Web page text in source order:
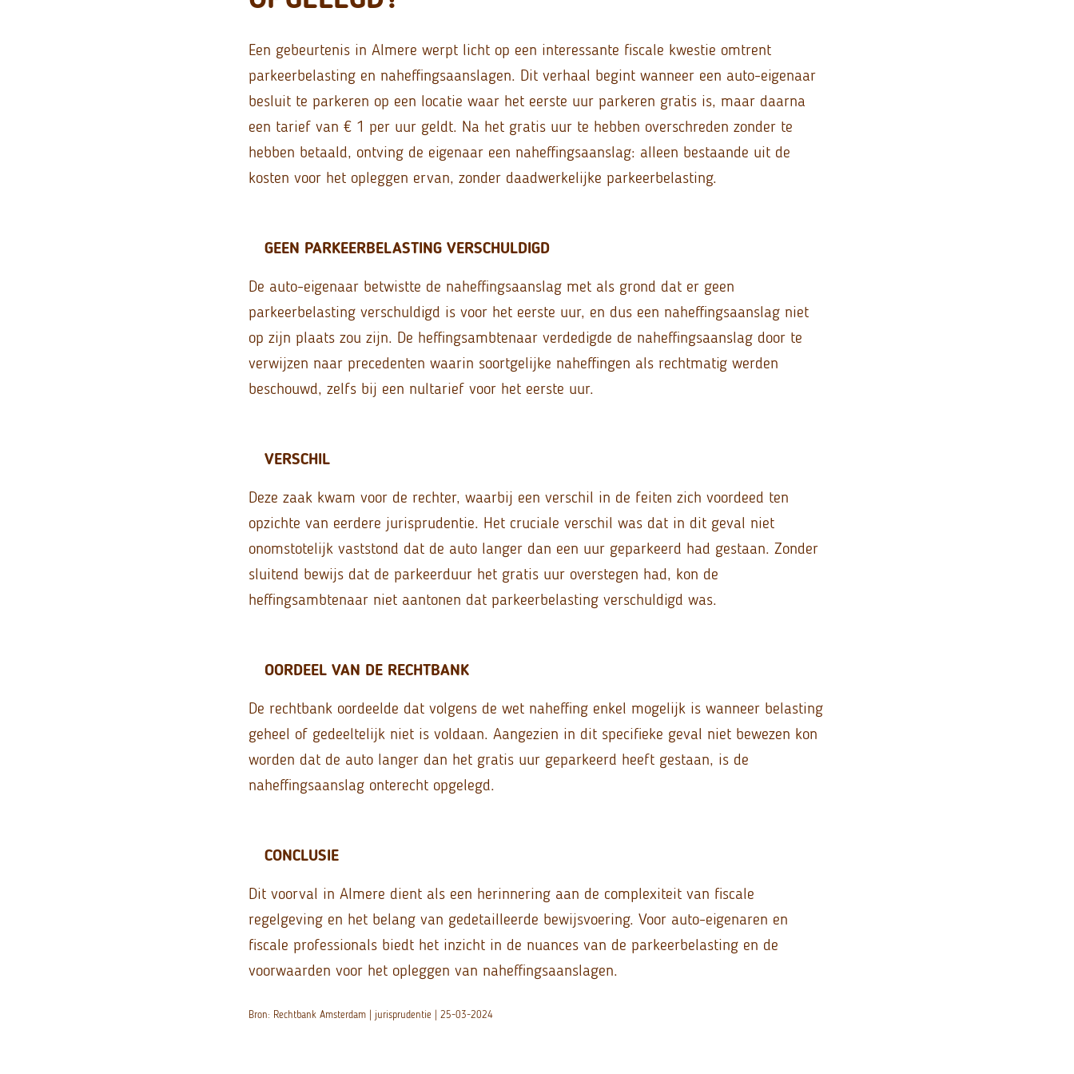
Een gebeurtenis in Almere werpt licht op een interessante fiscale kwestie omtrent
parkeerbelasting en naheffingsaanslagen. Dit verhaal begint wanneer een auto-eigenaar
besluit te parkeren op een locatie waar het eerste uur parkeren gratis is, maar daarna
een tarief van € 1 per uur geldt. Na het gratis uur te hebben overschreden zonder te
hebben betaald, ontving de eigenaar een naheffingsaanslag: alleen bestaande uit de
kosten voor het opleggen ervan, zonder daadwerkelijke parkeerbelasting.
GEEN PARKEERBELASTING VERSCHULDIGD
De auto-eigenaar betwistte de naheffingsaanslag met als grond dat er geen
parkeerbelasting verschuldigd is voor het eerste uur, en dus een naheffingsaanslag niet
op zijn plaats zou zijn. De heffingsambtenaar verdedigde de naheffingsaanslag door te
verwijzen naar precedenten waarin soortgelijke naheffingen als rechtmatig werden
beschouwd, zelfs bij een nultarief voor het eerste uur.
VERSCHIL
Deze zaak kwam voor de rechter, waarbij een verschil in de feiten zich voordeed ten
opzichte van eerdere jurisprudentie. Het cruciale verschil was dat in dit geval niet
onomstotelijk vaststond dat de auto langer dan een uur geparkeerd had gestaan. Zonder
sluitend bewijs dat de parkeerduur het gratis uur overstegen had, kon de
heffingsambtenaar niet aantonen dat parkeerbelasting verschuldigd was.
OORDEEL VAN DE RECHTBANK
De rechtbank oordeelde dat volgens de wet naheffing enkel mogelijk is wanneer belasting
geheel of gedeeltelijk niet is voldaan. Aangezien in dit specifieke geval niet bewezen kon
worden dat de auto langer dan het gratis uur geparkeerd heeft gestaan, is de
naheffingsaanslag onterecht opgelegd.
CONCLUSIE
Dit voorval in Almere dient als een herinnering aan de complexiteit van fiscale
regelgeving en het belang van gedetailleerde bewijsvoering. Voor auto-eigenaren en
fiscale professionals biedt het inzicht in de nuances van de parkeerbelasting en de
voorwaarden voor het opleggen van naheffingsaanslagen.
Bron: Rechtbank Amsterdam | jurisprudentie | 25-03-2024